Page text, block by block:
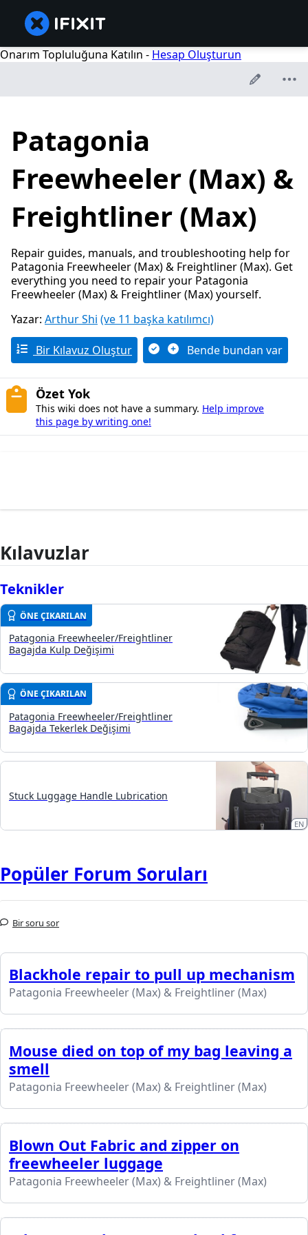
Onarım Topluluğuna Katılın - Hesap Oluşturun
Patagonia
Freewheeler (Max) &
Freightliner (Max)
Repair guides, manuals, and troubleshooting help for
Patagonia Freewheeler (Max) & Freightliner (Max). Get
everything you need to repair your Patagonia
Freewheeler (Max) & Freightliner (Max) yourself.
Yazar: Arthur Shi (ve 11 başka katılımcı)
Bir Kılavuz Oluştur Bende bundan var
Özet Yok
This wiki does not have a summary. Help improve
this page by writing one!
Kılavuzlar
Teknikler
ÖNE ÇIKARILAN
Patagonia Freewheeler/Freightliner
Bagajda Kulp Değişimi
ÖNE ÇIKARILAN
Patagonia Freewheeler/Freightliner
Bagajda Tekerlek Değişimi
Stuck Luggage Handle Lubrication
EN
Popüler Forum Soruları
Bir soru sor
Blackhole repair to pull up mechanism
Patagonia Freewheeler (Max) & Freightliner (Max)
Mouse died on top of my bag leaving a
smell
Patagonia Freewheeler (Max) & Freightliner (Max)
Blown Out Fabric and zipper on
freewheeler luggage
Patagonia Freewheeler (Max) & Freightliner (Max)